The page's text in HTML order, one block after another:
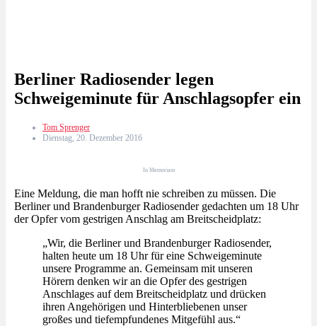
Berliner Radiosender legen
Schweigeminute für Anschlagsopfer ein
Tom Sprenger
Dienstag, 20. Dezember 2016
In Memoriam
Eine Meldung, die man hofft nie schreiben zu müssen. Die
Berliner und Brandenburger Radiosender gedachten um 18 Uhr
der Opfer vom gestrigen Anschlag am Breitscheidplatz:
„Wir, die Berliner und Brandenburger Radiosender,
halten heute um 18 Uhr für eine Schweigeminute
unsere Programme an. Gemeinsam mit unseren
Hörern denken wir an die Opfer des gestrigen
Anschlages auf dem Breitscheidplatz und drücken
ihren Angehörigen und Hinterbliebenen unser
großes und tiefempfundenes Mitgefühl aus.“